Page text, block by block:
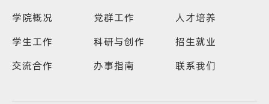
学院概况 党群工作
人才培养
学生工作
科研与创作
招生就业
交流合作
办事指南 联系我们